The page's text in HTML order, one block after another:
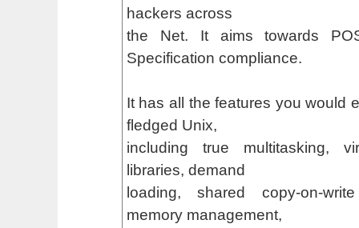
hackers across
the Net. It aims towards
Specification compliance.
It has all the features you would
fledged Unix,
including true multitasking,
libraries, demand
loading, shared copy-on-
memory management,